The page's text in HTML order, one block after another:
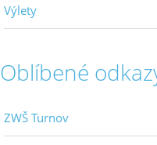
Výlety
Oblíbené
ZWŠ Turnov